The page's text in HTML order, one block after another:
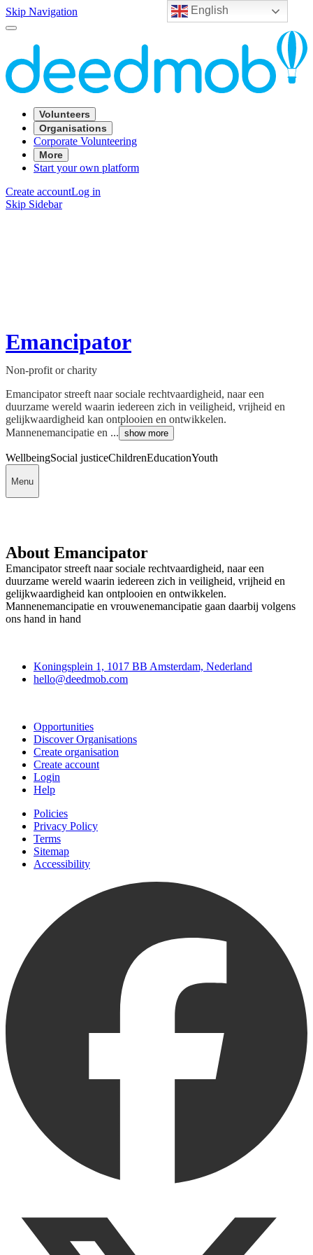
English
Skip Navigation
Volunteers
Organisations
Corporate Volunteering
More
Start your own platform
Create accountLog in
Skip Sidebar
Emancipator
Non-profit or charity
Emancipator streeft naar sociale rechtvaardigheid, naar een
duurzame wereld waarin iedereen zich in veiligheid, vrijheid en
gelijkwaardigheid kan ontplooien en ontwikkelen.
Mannenemancipatie en ... show more
WellbeingSocial justiceChildrenEducationYouth
Menu
About Emancipator
Emancipator streeft naar sociale rechtvaardigheid, naar een
duurzame wereld waarin iedereen zich in veiligheid, vrijheid en
gelijkwaardigheid kan ontplooien en ontwikkelen.
Mannenemancipatie en vrouwenemancipatie gaan daarbij volgens
ons hand in hand
Koningsplein 1, 1017 BB Amsterdam, Nederland
hello@deedmob.com
Opportunities
Discover Organisations
Create organisation
Create account
Login
Help
Policies
Privacy Policy
Terms
Sitemap
Accessibility